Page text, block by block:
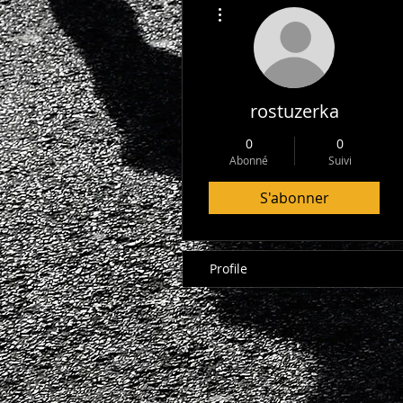
rostuzerka
0
Abonné
0
Suivi
S'abonner
Profile